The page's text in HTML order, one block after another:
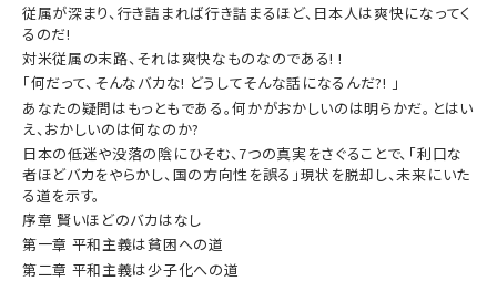
従属が深まり、行き詰まれば行き詰まるほど、日本人は爽快になってく
るのだ!
対米従属の末路、それは爽快なものなのである! !
「何だって、そんなバカな! どうしてそんな話になるんだ?! 」
あなたの疑問はもっともである。何かがおかしいのは明らかだ。とはい
え、おかしいのは何なのか?
日本の低迷や没落の陰にひそむ、7つの真実をさぐることで、「利口な
者ほどバカをやらかし、国の方向性を誤る」現状を脱却し、未来にいた
る道を示す。
序章 賢いほどのバカはなし
第一章 平和主義は貧困への道
第二章 平和主義は少子化への道